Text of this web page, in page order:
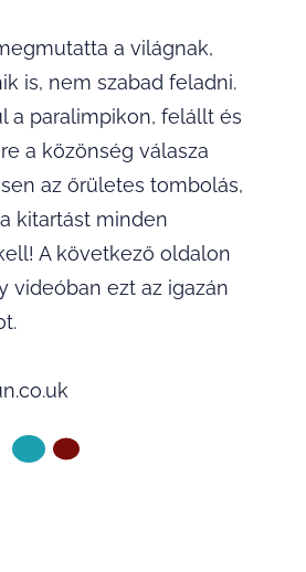
a világnak,
is, nem szabad feladni.
a paralimpikon, felállt és
a közönség válasza
az őrületes tombolás,
kitartást minden
A következő oldalon
videóban ezt az igazán